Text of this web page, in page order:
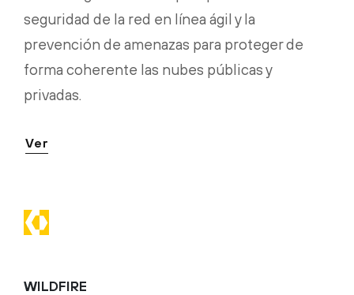
seguridad de la red en línea ágil y la
prevención de amenazas para proteger de
forma coherente las nubes públicas y
privadas.
Ver
WILDFIRE